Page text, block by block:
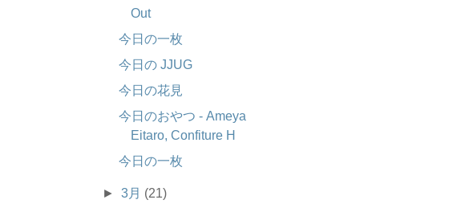
Out
今日の一枚
今日の JJUG
今日の花見
今日のおやつ - Ameya
Eitaro, Confiture H
今日の一枚
►3月 (21)